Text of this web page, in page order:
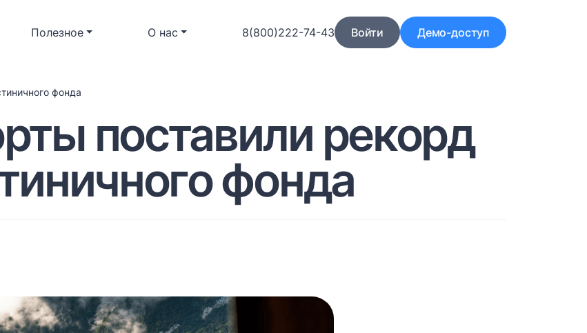
Полезное О нас 8(800)222-74-43 Войти Демо-доступ
фонда
поставили рекорд
фонда